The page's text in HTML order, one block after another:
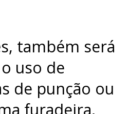
também será
uso de
de punção ou
furadeira.